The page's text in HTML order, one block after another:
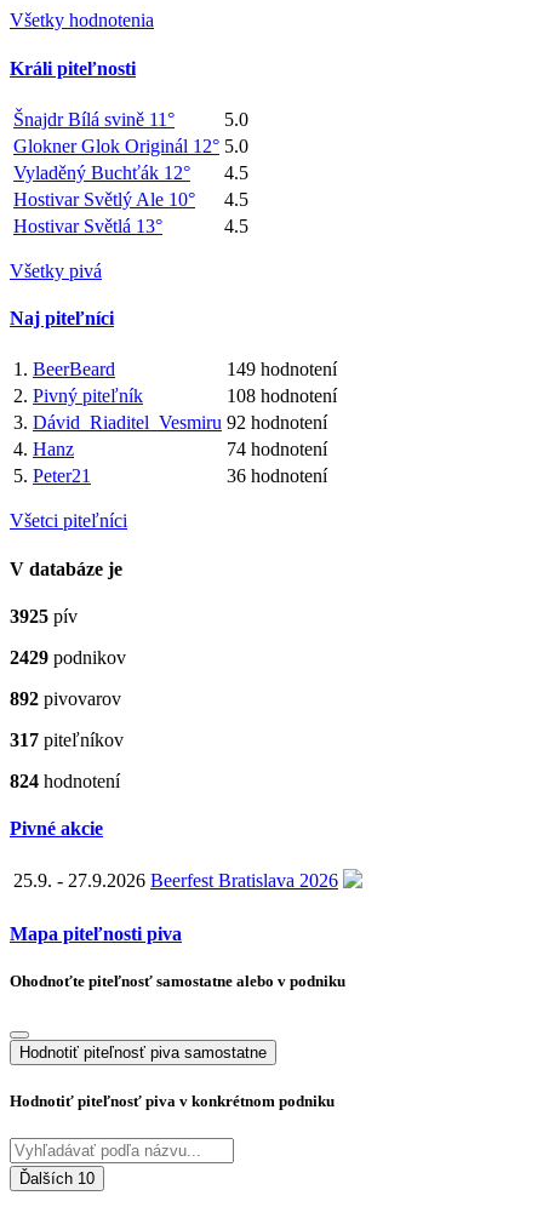
Všetky hodnotenia
Králi piteľnosti
Šnajdr Bílá svině 11°
5.0
Glokner Glok Originál 12° 5.0
Vyladěný Buchťák 12°
4.5
Hostivar Světlý Ale 10°
4.5
Hostivar Světlá 13°
4.5
Všetky pivá
Naj piteľníci
1. BeerBeard
149 hodnotení
2. Pivný piteľník
108 hodnotení
3. Dávid_Riaditel_Vesmiru 92 hodnotení
4. Hanz
74 hodnotení
5. Peter21 36 hodnotení
Všetci piteľníci
V databáze je
3925 pív
2429 podnikov
892 pivovarov
317 piteľníkov
824 hodnotení
Pivné akcie
25.9. - 27.9.2026 Beerfest Bratislava 2026
Mapa piteľnosti piva
Ohodnoťte piteľnosť samostatne alebo v podniku
Hodnotiť piteľnosť piva samostatne
Hodnotiť piteľnosť piva v konkrétnom podniku
Ďalších 10